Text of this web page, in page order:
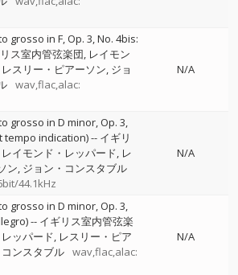
grosso in F, Op. 3, No. 4bis:
ス室内管弦楽団 レイモン
レスリー・ピアーソン ジョ
wav,flac,alac:
N/A
grosso in D minor, Op. 3,
tempo indication)-- イギリ
レイモンド・レッパード レ
ン ジョン・コンスタブル
44.1kHz
N/A
grosso in D minor, Op. 3,
-- イギリス室内管弦楽
ッパード レスリー・ピア
ンスタブル wav,flac,alac:
N/A